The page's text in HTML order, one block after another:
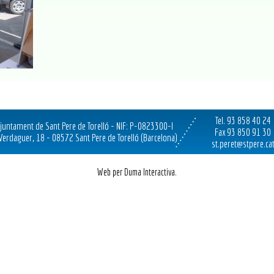
de Sant Pere de Torelló - NIF: P-0823300-I
18 - 08572 Sant Pere de Torelló (Barcelona)
Tel. 93 858 40 24
Fax 93 850 91 30
st.peret@stpere.cat
Web per Duma Interactiva.